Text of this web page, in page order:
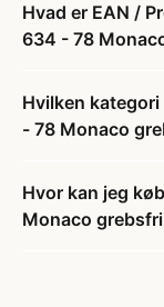
Hvad er EAN /
634 - 78
Hvilken
- 78 Monaco
Hvor kan jeg
Monaco